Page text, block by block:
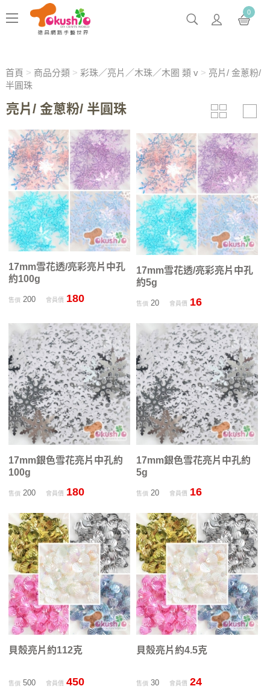
0
首頁 > 商品分類> 彩珠／亮片／木珠／木圈 類 v> 亮片/ 金蔥粉/
半圓珠
亮片/ 金蔥粉/ 半圓珠
17mm雪花透/亮彩亮片中孔
約100g
售價200 會員價 180
17mm雪花透/亮彩亮片中孔
約5g
售價 20 會員價 16
17mm銀色雪花亮片中孔約
100g
售價200 會員價 180
17mm銀色雪花亮片中孔約
5g
售價 20 會員價 16
貝殼亮片約112克
售價500 會員價 450
貝殼亮片約4.5克
售價 30 會員價 24